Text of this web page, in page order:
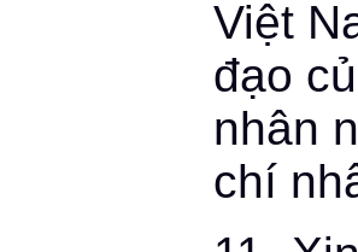
Việt
đạo
nhân
chí